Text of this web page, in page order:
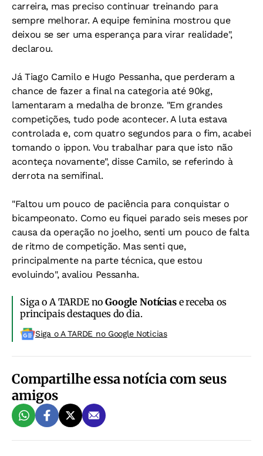
carreira, mas preciso continuar treinando para
sempre melhorar. A equipe feminina mostrou que
deixou se ser uma esperança para virar realidade",
declarou.
Já Tiago Camilo e Hugo Pessanha, que perderam a
chance de fazer a final na categoria até 90kg,
lamentaram a medalha de bronze. "Em grandes
competições, tudo pode acontecer. A luta estava
controlada e, com quatro segundos para o fim, acabei
tomando o ippon. Vou trabalhar para que isto não
aconteça novamente", disse Camilo, se referindo à
derrota na semifinal.
"Faltou um pouco de paciência para conquistar o
bicampeonato. Como eu fiquei parado seis meses por
causa da operação no joelho, senti um pouco de falta
de ritmo de competição. Mas senti que,
principalmente na parte técnica, que estou
evoluindo", avaliou Pessanha.
Siga o A TARDE noGoogle Notíciase receba os
principais destaques do dia.
Siga o A TARDE no Google Noticias
Compartilhe essa notícia com seus
amigos